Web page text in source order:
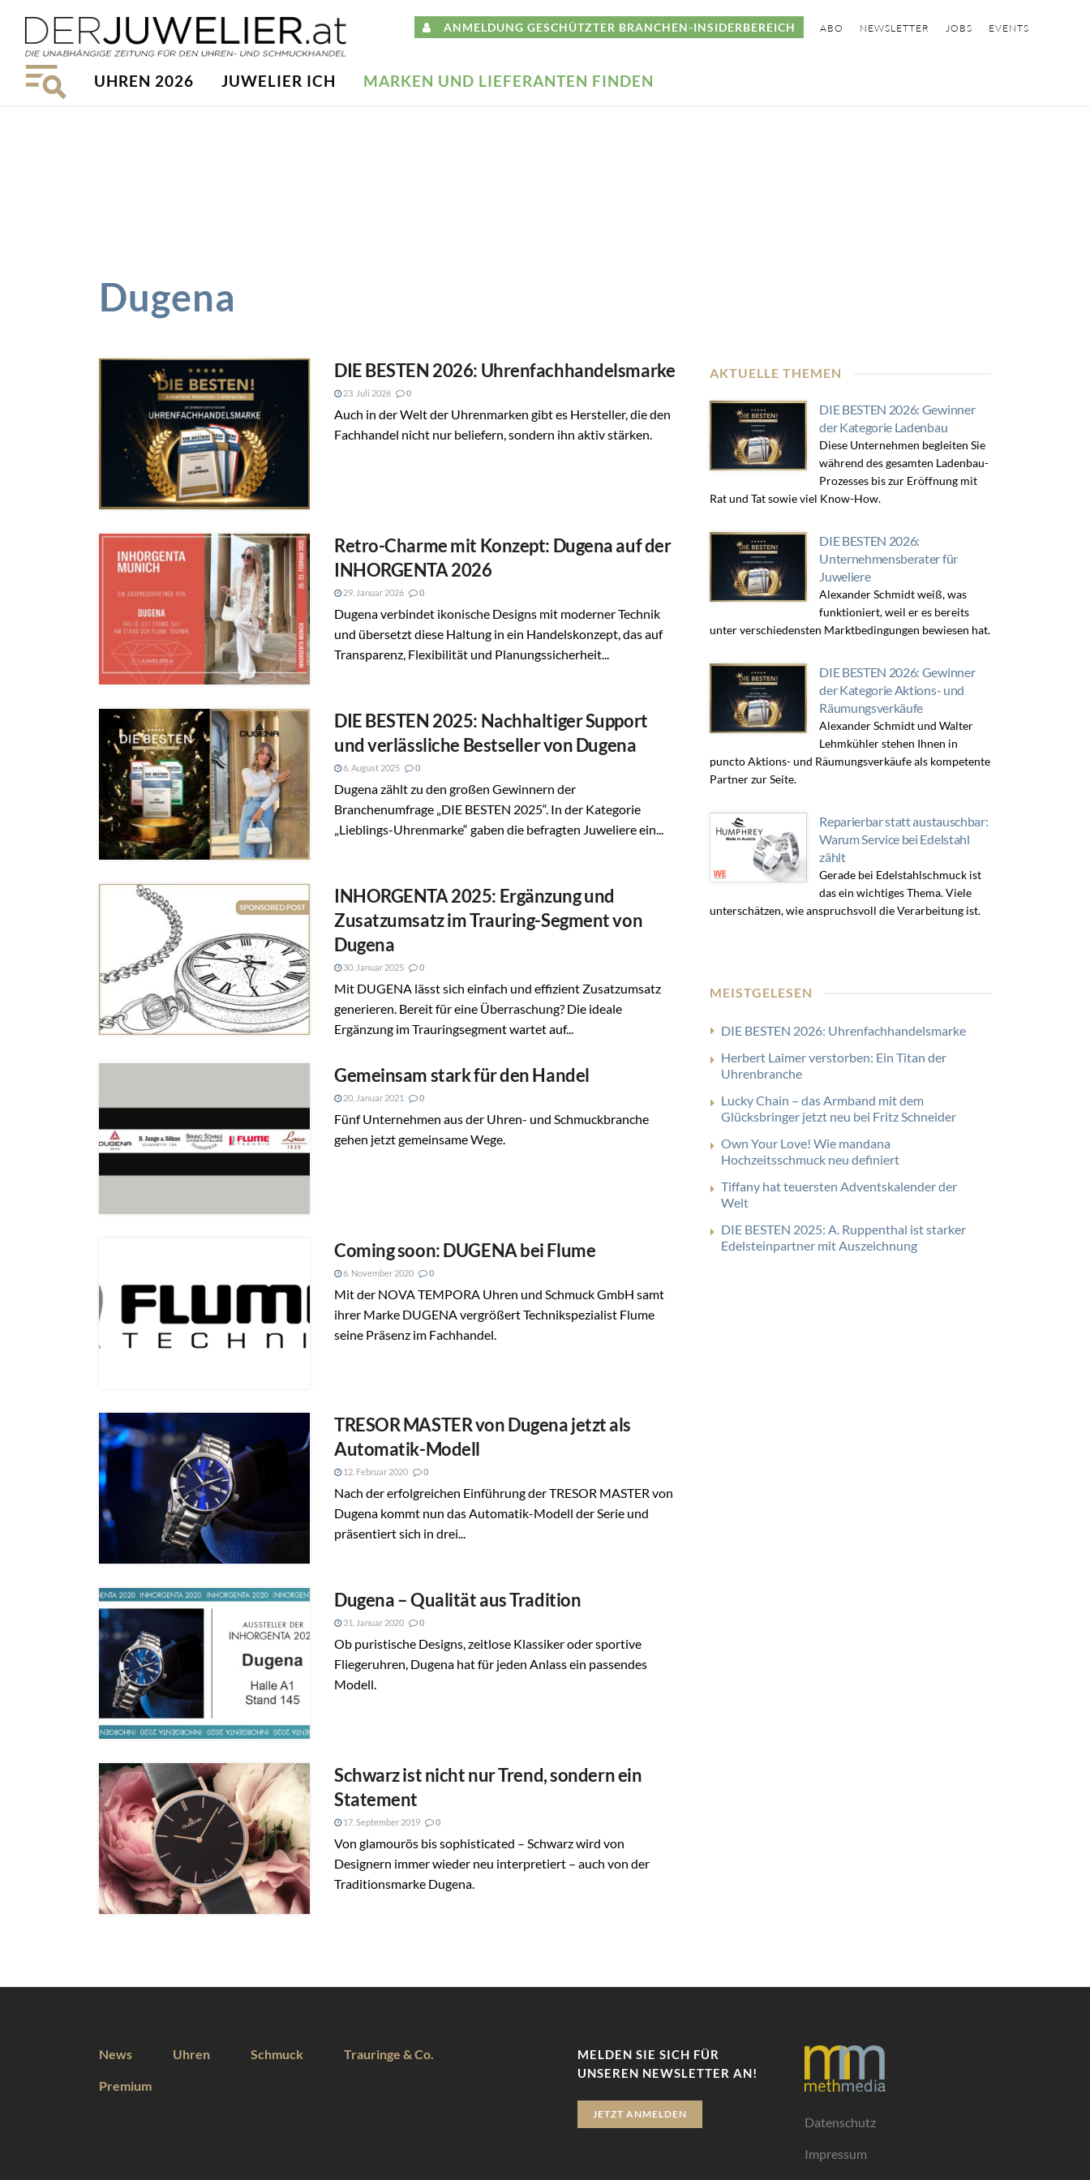
ANMELDUNG GESCHÜTZTER BRANCHEN-INSIDERBEREICH ABO NEWSLETTER JOBS EVENTS
UHREN 2026 JUWELIER ICH MARKEN UND LIEFERANTEN FINDEN
Dugena
DIE BESTEN 2026: Uhrenfachhandelsmarke
23. Juli 2026 0
Auch in der Welt der Uhrenmarken gibt es Hersteller, die den
Fachhandel nicht nur beliefern, sondern ihn aktiv stärken.
Retro-Charme mit Konzept: Dugena auf der
INHORGENTA 2026
29. Januar 2026 0
Dugena verbindet ikonische Designs mit moderner Technik
und übersetzt diese Haltung in ein Handelskonzept, das auf
Transparenz, Flexibilität und Planungssicherheit...
DIE BESTEN 2025: Nachhaltiger Support
und verlässliche Bestseller von Dugena
6. August 2025 0
Dugena zählt zu den großen Gewinnern der
Branchenumfrage „DIE BESTEN 2025“. In der Kategorie
„Lieblings-Uhrenmarke“ gaben die befragten Juweliere ein...
INHORGENTA 2025: Ergänzung und
Zusatzumsatz im Trauring-Segment von
Dugena
30. Januar 2025 0
Mit DUGENA lässt sich einfach und effizient Zusatzumsatz
generieren. Bereit für eine Überraschung? Die ideale
Ergänzung im Trauringsegment wartet auf...
Gemeinsam stark für den Handel
20. Januar 2021 0
Fünf Unternehmen aus der Uhren- und Schmuckbranche
gehen jetzt gemeinsame Wege.
Coming soon: DUGENA bei Flume
6. November 2020 0
Mit der NOVA TEMPORA Uhren und Schmuck GmbH samt
ihrer Marke DUGENA vergrößert Technikspezialist Flume
seine Präsenz im Fachhandel.
TRESOR MASTER von Dugena jetzt als
Automatik-Modell
12. Februar 2020 0
Nach der erfolgreichen Einführung der TRESOR MASTER von
Dugena kommt nun das Automatik-Modell der Serie und
präsentiert sich in drei...
Dugena – Qualität aus Tradition
31. Januar 2020 0
Ob puristische Designs, zeitlose Klassiker oder sportive
Fliegeruhren, Dugena hat für jeden Anlass ein passendes
Modell.
Schwarz ist nicht nur Trend, sondern ein
Statement
17. September 2019 0
Von glamourös bis sophisticated – Schwarz wird von
Designern immer wieder neu interpretiert – auch von der
Traditionsmarke Dugena.
AKTUELLE THEMEN
DIE BESTEN 2026: Gewinner
der Kategorie Ladenbau
Diese Unternehmen begleiten Sie
während des gesamten Ladenbau-
Prozesses bis zur Eröffnung mit
Rat und Tat sowie viel Know-How.
DIE BESTEN 2026:
Unternehmensberater für
Juweliere
Alexander Schmidt weiß, was
funktioniert, weil er es bereits
unter verschiedensten Marktbedingungen bewiesen hat.
DIE BESTEN 2026: Gewinner
der Kategorie Aktions- und
Räumungsverkäufe
Alexander Schmidt und Walter
Lehmkühler stehen Ihnen in
puncto Aktions- und Räumungsverkäufe als kompetente
Partner zur Seite.
Reparierbar statt austauschbar:
Warum Service bei Edelstahl
zählt
Gerade bei Edelstahlschmuck ist
das ein wichtiges Thema. Viele
unterschätzen, wie anspruchsvoll die Verarbeitung ist.
MEISTGELESEN
DIE BESTEN 2026: Uhrenfachhandelsmarke
Herbert Laimer verstorben: Ein Titan der
Uhrenbranche
Lucky Chain – das Armband mit dem
Glücksbringer jetzt neu bei Fritz Schneider
Own Your Love! Wie mandana
Hochzeitsschmuck neu definiert
Tiffany hat teuersten Adventskalender der
Welt
DIE BESTEN 2025: A. Ruppenthal ist starker
Edelsteinpartner mit Auszeichnung
News Uhren Schmuck Trauringe & Co.
Premium
MELDEN SIE SICH FÜR
UNSEREN NEWSLETTER AN!
JETZT ANMELDEN
Datenschutz
Impressum